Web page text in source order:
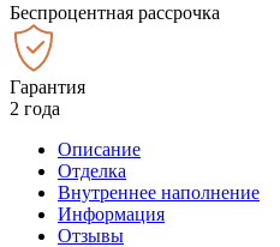
Беспроцентная рассрочка
Гарантия
2 года
Описание
Отделка
Внутреннее наполнение
Информация
Отзывы